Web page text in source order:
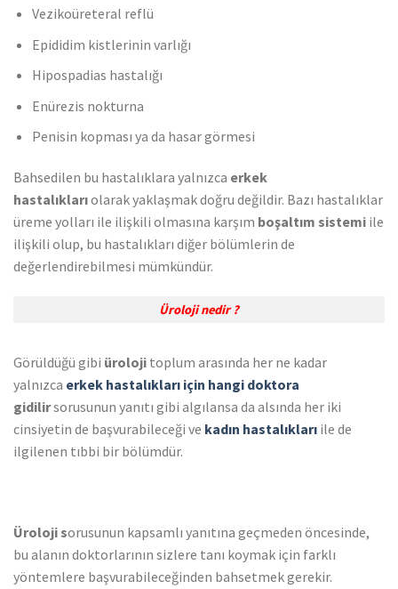
Vezikoüreteral reflü
Epididim kistlerinin varlığı
Hipospadias hastalığı
Enürezis nokturna
Penisin kopması ya da hasar görmesi
Bahsedilen bu hastalıklara yalnızca erkek
hastalıklarıolarak yaklaşmak doğru değildir. Bazı hastalıklar
üreme yolları ile ilişkili olmasına karşım boşaltım sistemi ile
ilişkili olup, bu hastalıkları diğer bölümlerin de
değerlendirebilmesi mümkündür.
Üroloji nedir ?
Görüldüğü gibi üroloji toplum arasında her ne kadar
yalnızca erkek hastalıkları için hangi doktora
gidilirsorusunun yanıtı gibi algılansa da alsında her iki
cinsiyetin de başvurabileceği ve kadın hastalıkları ile de
ilgilenen tıbbi bir bölümdür.
Üroloji sorusunun kapsamlı yanıtına geçmeden öncesinde,
bu alanın doktorlarının sizlere tanı koymak için farklı
yöntemlere başvurabileceğinden bahsetmek gerekir.